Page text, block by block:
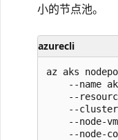
小的节点池。
azurecli
az aks
--name
--
--
--node-
--node-